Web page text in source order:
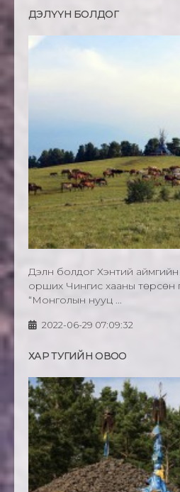
ДЭЛҮҮН БОЛДОГ
Дэлүүн болдог Хэнтий
орших Чингис хааны төрсөн
“Монголын нууц ...
2022-06-29 07:09:32
ХАР ТУГИЙН ОВОО